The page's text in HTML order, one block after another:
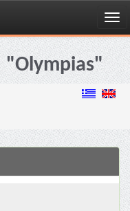
"Olympias"